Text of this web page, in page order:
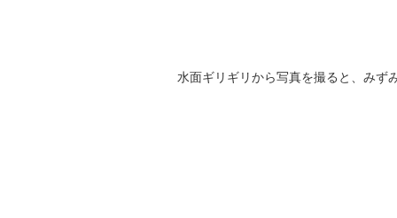
水面ギリギリから写真を撮ると、みず